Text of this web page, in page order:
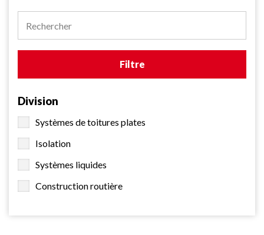
Division
Systèmes de toitures plates
Isolation
Systèmes liquides
Construction routière